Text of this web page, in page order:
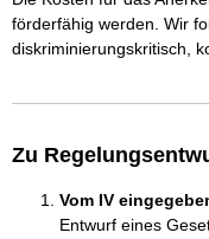
förderfähig werden. Wir
diskriminierungskritisch,
Zu
Vom IV
Entwurf eines